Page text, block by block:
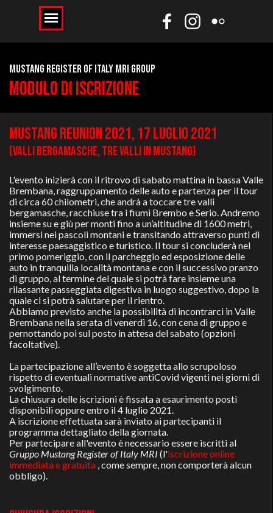
MUSTANG REGISTER OF ITALY MRI GROUP
Modulo di iscrizione
Mustang REunION 2021, 17 luglio 2021
(valli bergamasche, tre valli in mustang)
L'evento inizierà con il ritrovo di sabato mattina in bassa Valle
Brembana, raggruppamento delle auto e partenza per il tour
di circa 60 chilometri, che andrà a toccare tre valli
bergamasche, racchiuse tra i fiumi Brembo e Serio.Andremo
insieme su e giù per monti fino a un’altitudine di 1600 metri,
immersi nei pascoli montani e transitando attraverso punti di
interesse paesaggistico e turistico. Il tour si concluderà nel
primo pomeriggio, con il parcheggio ed esposizione delle
auto in tranquilla località montana e con il successivo pranzo
di gruppo, al termine del quale si potrà fare insieme una
rilassante passeggiata digestiva in luogo suggestivo, dopo la
quale ci si potrà salutare per il rientro.
Abbiamo previsto anche la possibilità di incontrarci in Valle
Brembana nella serata di venerdì 16, con cena di gruppo e
pernottando poi sul posto in attesa del sabato (opzioni
facoltative).
La partecipazione all’evento è soggetta allo scrupoloso
rispetto di eventuali normative antiCovid vigenti nei giorni di
svolgimento.
La chiusura delle iscrizioni è fissata a esaurimento posti
disponibili oppure entro il 4 luglio 2021.
A iscrizione effettuata sarà inviato ai partecipanti il
programma dettagliato della giornata.
Per partecipare all'evento è necessario essere iscritti al
Gruppo Mustang Register of Italy MRI (l'iscrizione online
immediata e gratuita , come sempre, non comporterà alcun
obbligo).